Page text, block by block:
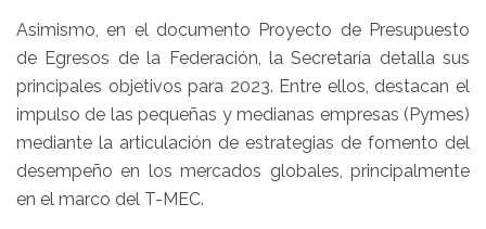
Asimismo, en el documento Proyecto de Presupuesto
de Egresos de la Federación, la Secretaría detalla sus
principales objetivos para 2023. Entre ellos, destacan el
impulso de las pequeñas y medianas empresas (Pymes)
mediante la articulación de estrategias de fomento del
desempeño en los mercados globales, principalmente
en el marco del T-MEC.